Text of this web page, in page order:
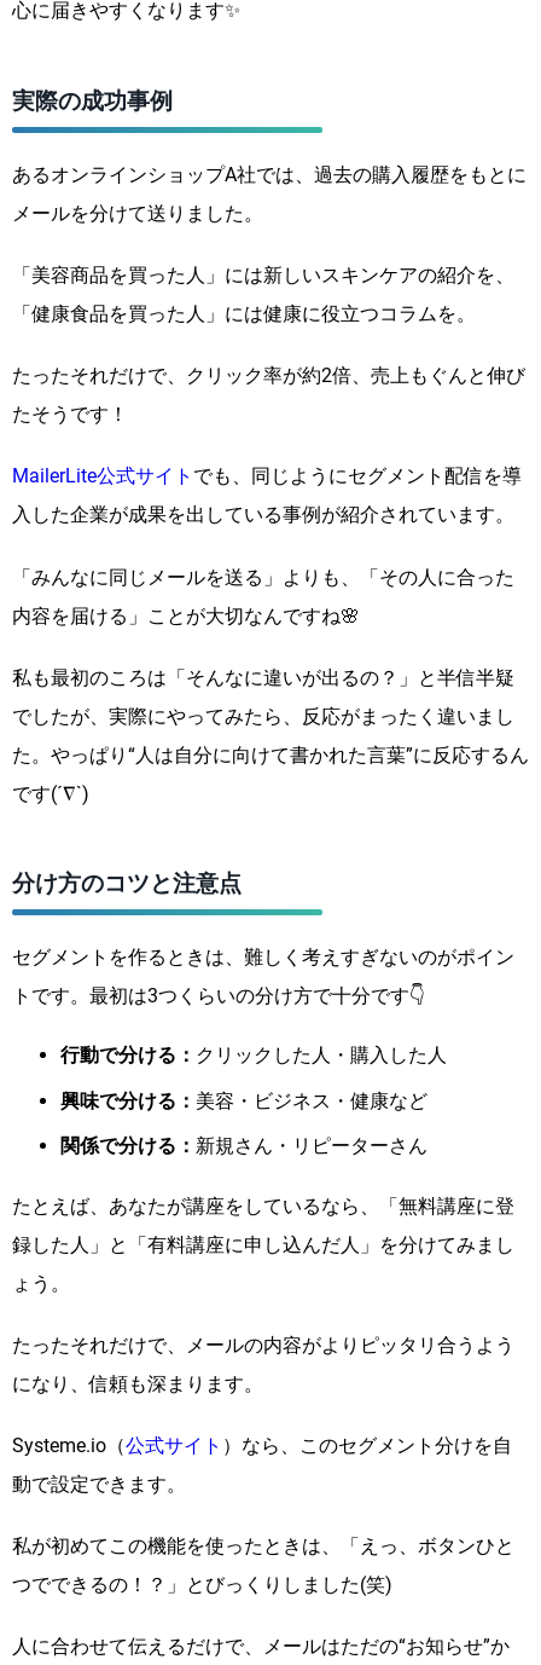
心に届きやすくなります✨
実際の成功事例
あるオンラインショップA社では、過去の購入履歴をもとに
メールを分けて送りました。
「美容商品を買った人」には新しいスキンケアの紹介を、
「健康食品を買った人」には健康に役立つコラムを。
たったそれだけで、クリック率が約2倍、売上もぐんと伸び
たそうです！
MailerLite公式サイト でも、同じようにセグメント配信を導
入した企業が成果を出している事例が紹介されています。
「みんなに同じメールを送る」よりも、「その人に合った
内容を届ける」ことが大切なんですね🌸
私も最初のころは「そんなに違いが出るの？」と半信半疑
でしたが、実際にやってみたら、反応がまったく違いまし
た。やっぱり“人は自分に向けて書かれた言葉”に反応するん
です(´∇`)
分け方のコツと注意点
セグメントを作るときは、難しく考えすぎないのがポイン
トです。最初は3つくらいの分け方で十分です👇
行動で分ける： クリックした人・購入した人
興味で分ける： 美容・ビジネス・健康など
関係で分ける： 新規さん・リピーターさん
たとえば、あなたが講座をしているなら、「無料講座に登
録した人」と「有料講座に申し込んだ人」を分けてみまし
ょう。
たったそれだけで、メールの内容がよりピッタリ合うよう
になり、信頼も深まります。
Systeme.io（公式サイト ）なら、このセグメント分けを自
動で設定できます。
私が初めてこの機能を使ったときは、「えっ、ボタンひと
つでできるの！？」とびっくりしました(笑)
人に合わせて伝えるだけで、メールはただの“お知らせ”か